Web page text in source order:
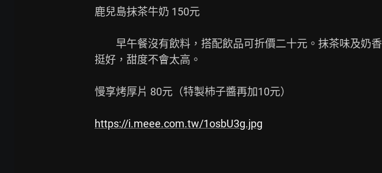
鹿兒島抹茶牛奶 150元
早午餐沒有飲料，搭配飲品可折價二十元。抹茶味及奶香
挺好，甜度不會太高。
慢享烤厚片 80元（特製杮子醬再加10元）
https://i.meee.com.tw/1osbU3g.jpg